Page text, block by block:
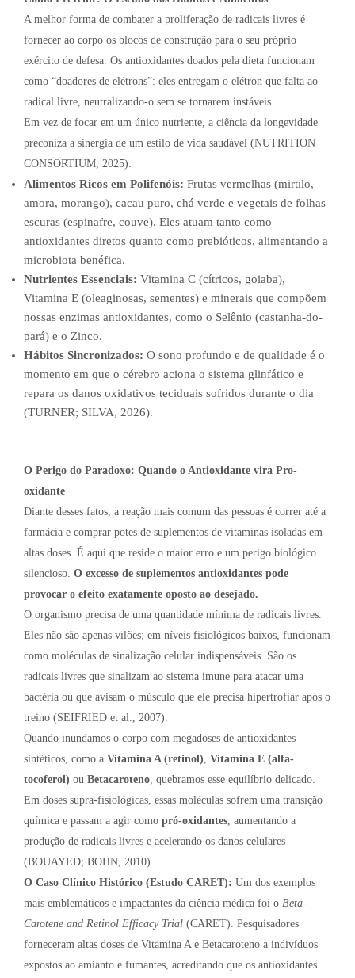
A melhor forma de combater a proliferação de radicais livres é
fornecer ao corpo os blocos de construção para o seu próprio
exército de defesa. Os antioxidantes doados pela dieta funcionam
como “doadores de elétrons”: eles entregam o elétron que falta ao
radical livre, neutralizando-o sem se tornarem instáveis.
Em vez de focar em um único nutriente, a ciência da longevidade
preconiza a sinergia de um estilo de vida saudável (NUTRITION
CONSORTIUM, 2025):
Alimentos Ricos em Polifenóis: Frutas vermelhas (mirtilo,
amora, morango), cacau puro, chá verde e vegetais de folhas
escuras (espinafre, couve). Eles atuam tanto como
antioxidantes diretos quanto como prebióticos, alimentando a
microbiota benéfica.
Nutrientes Essenciais: Vitamina C (cítricos, goiaba),
Vitamina E (oleaginosas, sementes) e minerais que compõem
nossas enzimas antioxidantes, como o Selênio (castanha-do-
pará) e o Zinco.
Hábitos Sincronizados: O sono profundo e de qualidade é o
momento em que o cérebro aciona o sistema glinfático e
repara os danos oxidativos teciduais sofridos durante o dia
(TURNER; SILVA, 2026).
O Perigo do Paradoxo: Quando o Antioxidante vira Pro-
oxidante
Diante desses fatos, a reação mais comum das pessoas é correr até a
farmácia e comprar potes de suplementos de vitaminas isoladas em
altas doses. É aqui que reside o maior erro e um perigo biológico
silencioso. O excesso de suplementos antioxidantes pode
provocar o efeito exatamente oposto ao desejado.
O organismo precisa de uma quantidade mínima de radicais livres.
Eles não são apenas vilões; em níveis fisiológicos baixos, funcionam
como moléculas de sinalização celular indispensáveis. São os
radicais livres que sinalizam ao sistema imune para atacar uma
bactéria ou que avisam o músculo que ele precisa hipertrofiar após o
treino (SEIFRIED et al., 2007).
Quando inundamos o corpo com megadoses de antioxidantes
sintéticos, como a Vitamina A (retinol) Vitamina E (alfa-
tocoferol) ou Betacaroteno , quebramos esse equilíbrio delicado.
Em doses supra-fisiológicas, essas moléculas sofrem uma transição
química e passam a agir como pró-oxidantes , aumentando a
produção de radicais livres e acelerando os danos celulares
(BOUAYED; BOHN, 2010).
O Caso Clínico Histórico (Estudo CARET): Um dos exemplos
mais emblemáticos e impactantes da ciência médica foi o Beta-
Carotene and Retinol Efficacy Trial (CARET). Pesquisadores
forneceram altas doses de Vitamina A e Betacaroteno a indivíduos
expostos ao amianto e fumantes, acreditando que os antioxidantes